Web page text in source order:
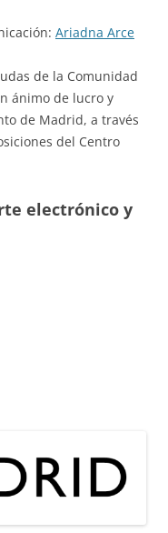
Ariadna Arce
de la Comunidad
ánimo de lucro y
de Madrid, a través
del Centro
electrónico y